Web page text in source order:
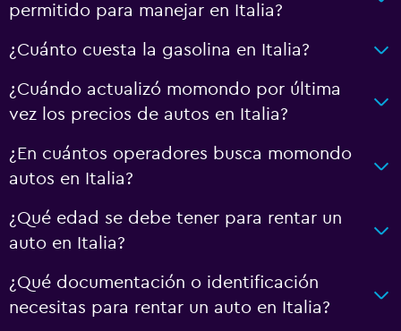
permitido para manejar en Italia?
¿Cuánto cuesta la gasolina en Italia?
¿Cuándo actualizó momondo por última
vez los precios de autos en Italia?
¿En cuántos operadores busca momondo
autos en Italia?
¿Qué edad se debe tener para rentar un
auto en Italia?
¿Qué documentación o identificación
necesitas para rentar un auto en Italia?